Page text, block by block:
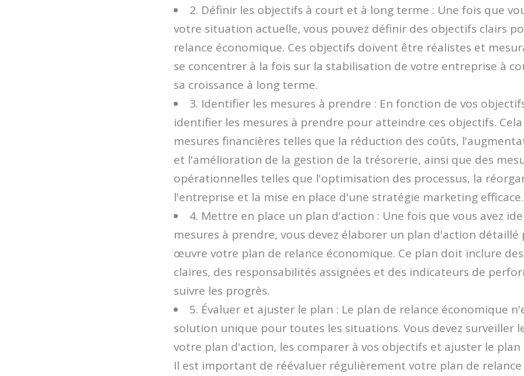
2. Définir les objectifs à court et à long terme : Une fois que
votre situation actuelle, vous pouvez définir des objectifs clairs
relance économique. Ces objectifs doivent être réalistes et
se concentrer à la fois sur la stabilisation de votre entreprise à
sa croissance à long terme.
3. Identifier les mesures à prendre : En fonction de vos
identifier les mesures à prendre pour atteindre ces objectifs.
mesures financières telles que la réduction des coûts,
et l'amélioration de la gestion de la trésorerie, ainsi que des
opérationnelles telles que l'optimisation des processus, la
l'entreprise et la mise en place d'une stratégie marketing efficace.
4. Mettre en place un plan d'action : Une fois que vous avez
mesures à prendre, vous devez élaborer un plan d'action
œuvre votre plan de relance économique. Ce plan doit inclure
claires, des responsabilités assignées et des indicateurs de
suivre les progrès.
5. Évaluer et ajuster le plan : Le plan de relance économique
solution unique pour toutes les situations. Vous devez surveiller
votre plan d'action, les comparer à vos objectifs et ajuster le plan
Il est important de réévaluer régulièrement votre plan de